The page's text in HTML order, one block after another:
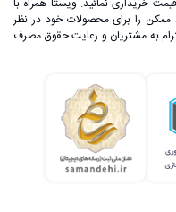
را برای محصولات خود در نظر
به مشتریان و رعایت حقوق مصرف